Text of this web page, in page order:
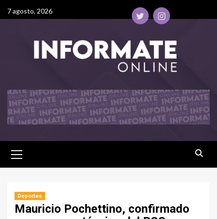
7 agosto, 2026
Deportes
Mauricio Pochettino, confirmado